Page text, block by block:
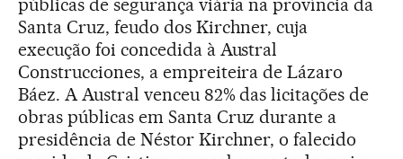
públicas de segurança viária na província da
Santa Cruz, feudo dos Kirchner, cuja
execução foi concedida à Austral
Construcciones, a empreiteira de Lázaro
Báez. A Austral venceu 82% das licitações de
obras públicas em Santa Cruz durante a
presidência de Néstor Kirchner, o falecido